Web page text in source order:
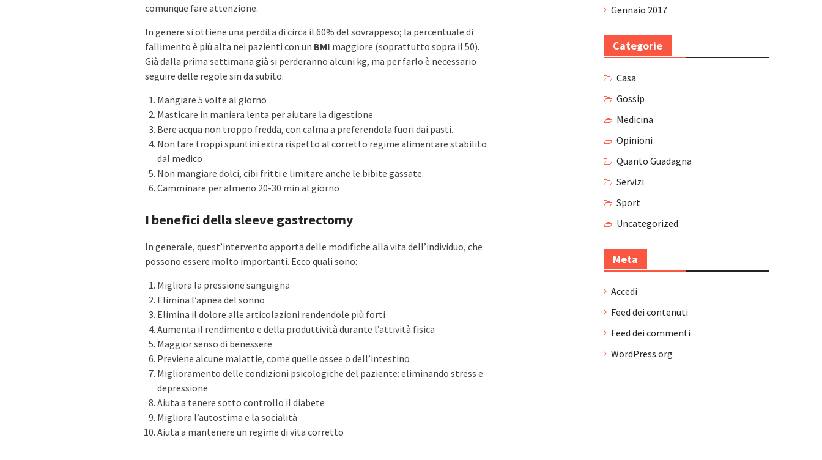
comunque fare attenzione.
In genere si ottiene una perdita di circa il 60% del sovrappeso; la percentuale di
fallimento è più alta nei pazienti con un BMI maggiore (soprattutto sopra il 50).
Già dalla prima settimana già si perderanno alcuni kg, ma per farlo è necessario
seguire delle regole sin da subito:
Mangiare 5 volte al giorno
Masticare in maniera lenta per aiutare la digestione
Bere acqua non troppo fredda, con calma a preferendola fuori dai pasti.
Non fare troppi spuntini extra rispetto al corretto regime alimentare stabilito
dal medico
Non mangiare dolci, cibi fritti e limitare anche le bibite gassate.
Camminare per almeno 20-30 min al giorno
I benefici della sleeve gastrectomy
In generale, quest’intervento apporta delle modifiche alla vita dell’individuo, che
possono essere molto importanti. Ecco quali sono:
Migliora la pressione sanguigna
Elimina l’apnea del sonno
Elimina il dolore alle articolazioni rendendole più forti
Aumenta il rendimento e della produttività durante l’attività fisica
Maggior senso di benessere
Previene alcune malattie, come quelle ossee o dell’intestino
Miglioramento delle condizioni psicologiche del paziente: eliminando stress e
depressione
Aiuta a tenere sotto controllo il diabete
Migliora l’autostima e la socialità
Aiuta a mantenere un regime di vita corretto
Gennaio 2017
Categorie
Casa
Gossip
Medicina
Opinioni
Quanto Guadagna
Servizi
Sport
Uncategorized
Meta
Accedi
Feed dei contenuti
Feed dei commenti
WordPress.org